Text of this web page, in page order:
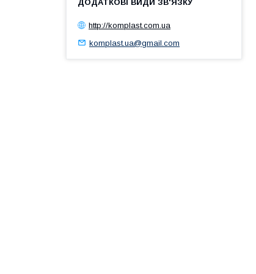
http://komplast.com.ua
komplast.ua@gmail.com